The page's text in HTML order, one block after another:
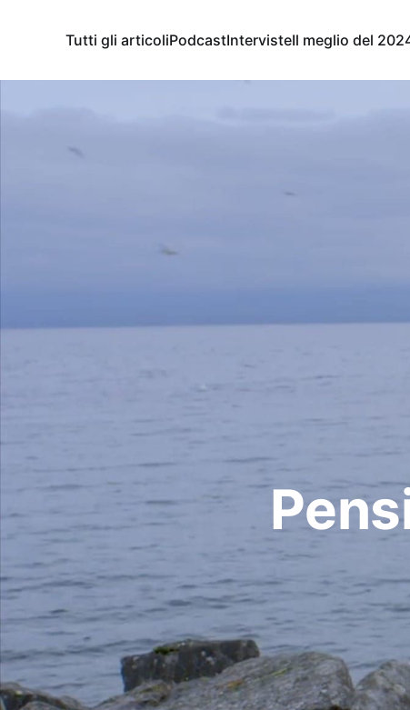
Tutti gli articoliPodcastIntervisteIl meglio del